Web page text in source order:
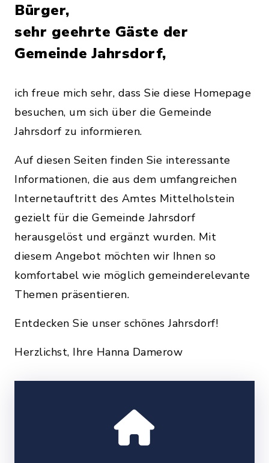
Bürger,
sehr geehrte Gäste der
Gemeinde Jahrsdorf,
ich freue mich sehr, dass Sie diese Homepage
besuchen, um sich über die Gemeinde
Jahrsdorf zu informieren.
Auf diesen Seiten finden Sie interessante
Informationen, die aus dem umfangreichen
Internetauftritt des Amtes Mittelholstein
gezielt für die Gemeinde Jahrsdorf
herausgelöst und ergänzt wurden. Mit
diesem Angebot möchten wir Ihnen so
komfortabel wie möglich gemeinderelevante
Themen präsentieren.
Entdecken Sie unser schönes Jahrsdorf!
Herzlichst, Ihre Hanna Damerow